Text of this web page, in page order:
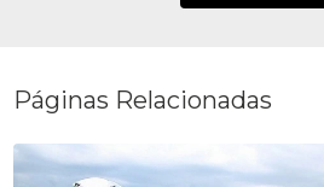
Páginas Relacionadas